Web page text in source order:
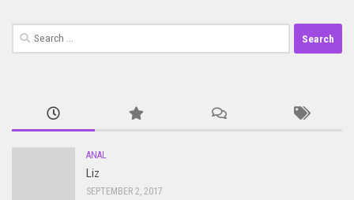
Search
for:
ANAL
Liz
SEPTEMBER 2, 2017